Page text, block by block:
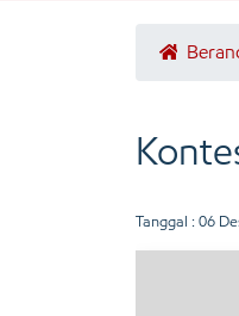
Tanggal : 06